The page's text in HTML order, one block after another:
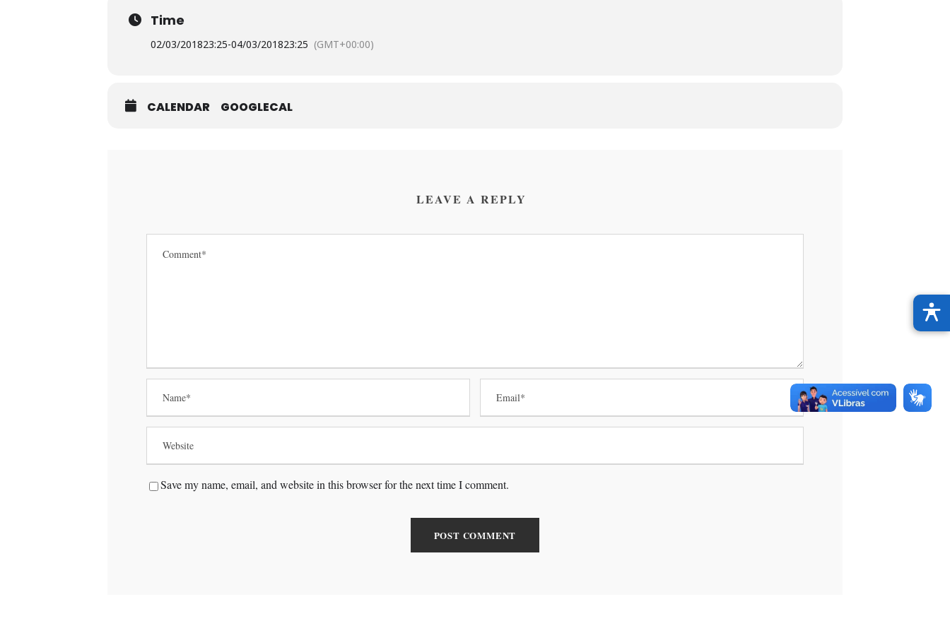
Time
02/03/201823:25-04/03/201823:25 (GMT+00:00)
CALENDAR GOOGLECAL
LEAVE A REPLY
Save my name, email, and website in this browser for the next time I comment.